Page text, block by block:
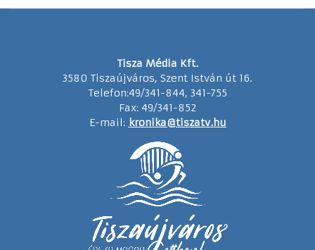
Tisza Média Kft.
3580 Tiszaújváros, Szent István út 16.
Telefon:49/341-844, 341-755
Fax: 49/341-852
E-mail: kronika@tiszatv.hu